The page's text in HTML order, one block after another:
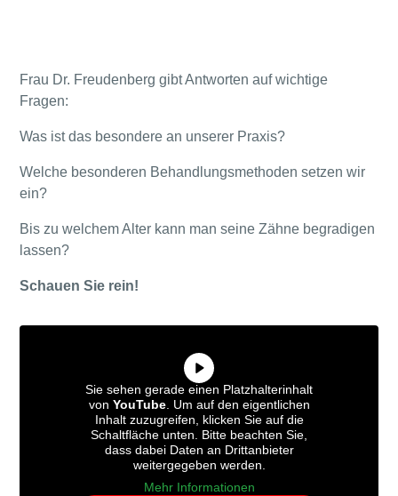
Frau Dr. Freudenberg gibt Antworten auf wichtige
Fragen:
Was ist das besondere an unserer Praxis?
Welche besonderen Behandlungsmethoden setzen wir
ein?
Bis zu welchem Alter kann man seine Zähne begradigen
lassen?
Schauen Sie rein!
Sie sehen gerade einen Platzhalterinhalt
von YouTube. Um auf den eigentlichen
Inhalt zuzugreifen, klicken Sie auf die
Schaltfläche unten. Bitte beachten Sie,
dass dabei Daten an Drittanbieter
weitergegeben werden.
Mehr Informationen